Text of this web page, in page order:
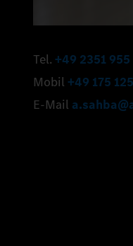
Tel. +49 2351 955
Mobil +49 175
E-Mail